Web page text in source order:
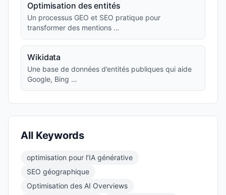
Optimisation des entités
Un processus GEO et SEO pratique pour
transformer des mentions …
Wikidata
Une base de données d’entités publiques qui aide
Google, Bing …
All Keywords
optimisation pour l’IA générative
SEO géographique
Optimisation des AI Overviews